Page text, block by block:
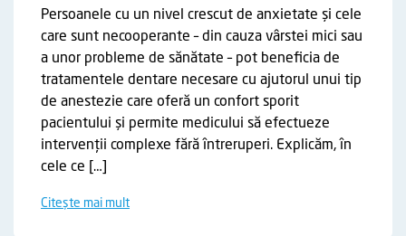
Persoanele cu un nivel crescut de anxietate și cele
care sunt necooperante – din cauza vârstei mici sau
a unor probleme de sănătate – pot beneficia de
tratamentele dentare necesare cu ajutorul unui tip
de anestezie care oferă un confort sporit
pacientului și permite medicului să efectueze
intervenții complexe fără întreruperi. Explicăm, în
cele ce […]
Citește mai mult